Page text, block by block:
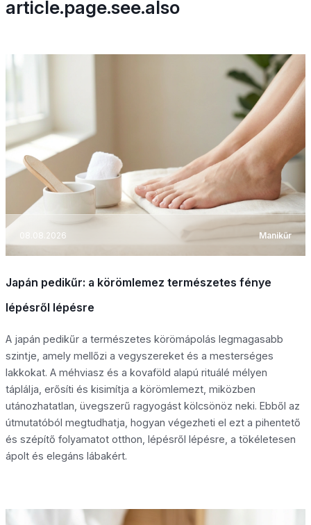
article.page.see.also
08.08.2026 Manikűr
Japán pedikűr: a körömlemez természetes fénye
lépésről lépésre
A japán pedikűr a természetes körömápolás legmagasabb
szintje, amely mellőzi a vegyszereket és a mesterséges
lakkokat. A méhviasz és a kovaföld alapú rituálé mélyen
táplálja, erősíti és kisimítja a körömlemezt, miközben
utánozhatatlan, üvegszerű ragyogást kölcsönöz neki. Ebből az
útmutatóból megtudhatja, hogyan végezheti el ezt a pihentető
és szépítő folyamatot otthon, lépésről lépésre, a tökéletesen
ápolt és elegáns lábakért.